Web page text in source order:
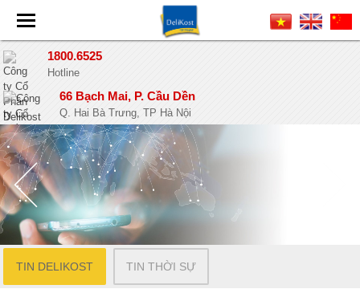
1800.6525
Hotline
66 Bạch Mai, P. Cầu Dền
Q. Hai Bà Trưng, TP Hà Nội
TIN DELIKOST TIN THỜI SỰ